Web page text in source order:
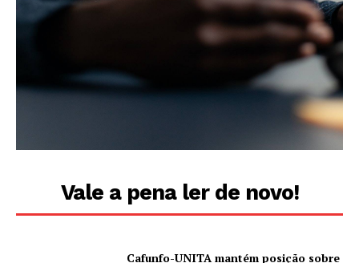
Vale a pena ler de novo!
Cafunfo-UNITA mantém posição sobre